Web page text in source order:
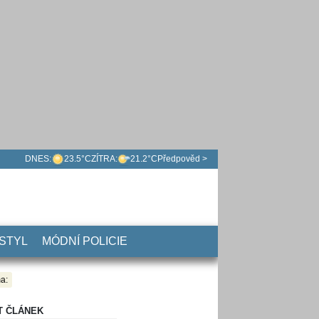
DNES: 23.5°CZÍTRA: 21.2°C Předpověd >
MÓDNÍ POLICIE
ČLÁNEK